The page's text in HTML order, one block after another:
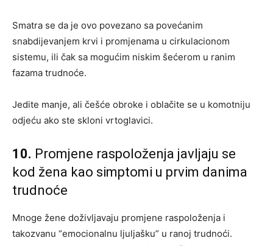
Smatra se da je ovo povezano sa povećanim
snabdijevanjem krvi i promjenama u cirkulacionom
sistemu, ili čak sa mogućim niskim šećerom u ranim
fazama trudnoće.
Jedite manje, ali češće obroke i oblačite se u komotniju
odjeću ako ste skloni vrtoglavici.
10. Promjene raspoloženja javljaju se
kod žena kao simptomi u prvim danima
trudnoće
Mnoge žene doživljavaju promjene raspoloženja i
takozvanu “emocionalnu ljuljašku” u ranoj trudnoći.